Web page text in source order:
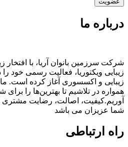
درباره ما
شرکت سرزمین بانوان آریا، با
زیبایی ویکتوریا، فعالیت رسمی خود
زیبایی و اکسسوری آغاز کرده است.
همواره در تلاشیم تا بهترین‌ها را
آوریم.کیفیت، اصالت، رضایت مشتری
شما عزیزان می باشد
راه ارتباطی